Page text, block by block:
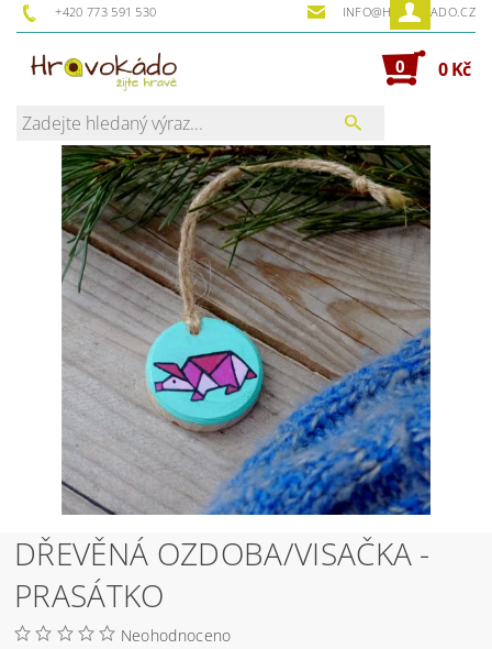
+420 773 591 530 INFO@HRAVOKADO.CZ
0 0 Kč
DŘEVĚNÁ OZDOBA/VISAČKA -
PRASÁTKO
Neohodnoceno